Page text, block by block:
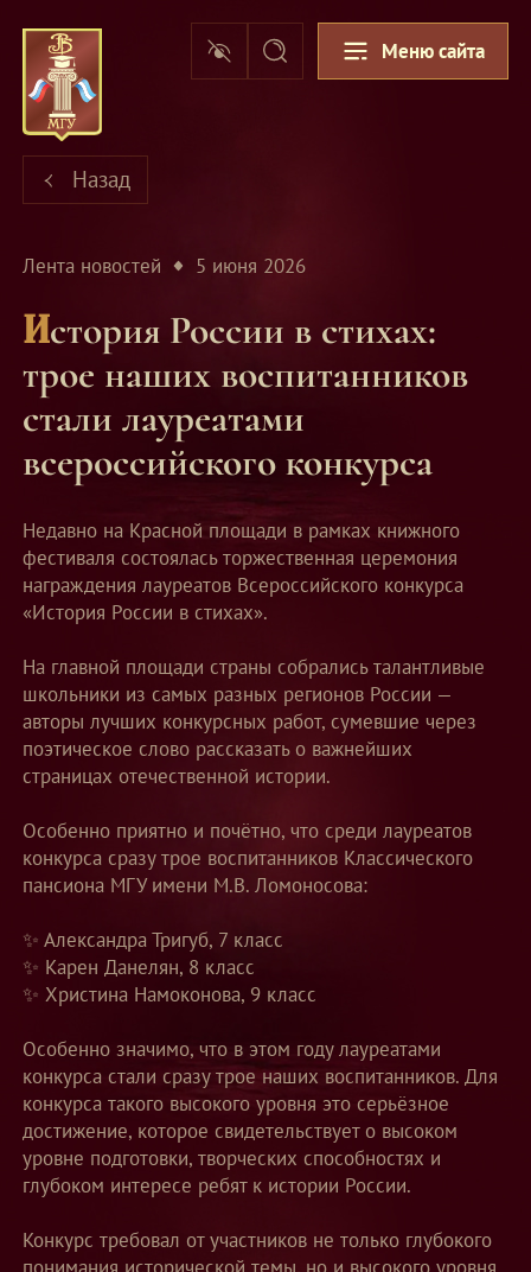
Меню сайта
Назад
Лента новостей 5 июня 2026
История России в стихах:
трое наших воспитанников
стали лауреатами
всероссийского конкурса
Недавно на Красной площади в рамках книжного
фестиваля состоялась торжественная церемония
награждения лауреатов Всероссийского конкурса
«История России в стихах».
На главной площади страны собрались талантливые
школьники из самых разных регионов России —
авторы лучших конкурсных работ, сумевшие через
поэтическое слово рассказать о важнейших
страницах отечественной истории.
Особенно приятно и почётно, что среди лауреатов
конкурса сразу трое воспитанников Классического
пансиона МГУ имени М.В. Ломоносова:
✨ Александра Тригуб, 7 класс
✨ Карен Данелян, 8 класс
✨ Христина Намоконова, 9 класс
Особенно значимо, что в этом году лауреатами
конкурса стали сразу трое наших воспитанников. Для
конкурса такого высокого уровня это серьёзное
достижение, которое свидетельствует о высоком
уровне подготовки, творческих способностях и
глубоком интересе ребят к истории России.
Конкурс требовал от участников не только глубокого